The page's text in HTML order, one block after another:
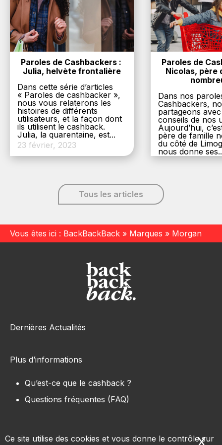
Ce site utilise des cookies et vous donne le contrôle sur
Paroles de Cashbackers :
Julia, helvète frontalière
Dans cette série d’articles
« Paroles de cashbacker »,
nous vous relaterons les
histoires de différents
utilisateurs, et la façon dont
ils utilisent le cashback.
Julia, la quarentaine, est...
23 février, 2023
Paroles de
Nicolas, père
Dans nos
Cashbackers,
partageons
conseils de nos
Aujourd’hui,
père de famille
du côté de
nous donne
6 décembre,
Tous les articles
Vous êtes ici : BackBackBack » Marques » Morgan
Dernières Actualités
Plus d’informations
Qu’est-ce que le cashback ?
Questions fréquentes (FAQ)